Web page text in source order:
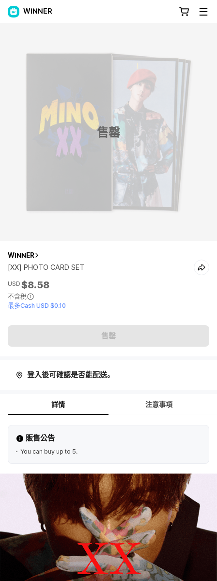
WINNER
售罄
WINNER
[XX] PHOTO CARD SET
USD $8.58
不含稅
最多Cash USD $0.10
售罄
登入後可確認是否能配送。
詳情 注意事項
販售公告
You can buy up to 5.